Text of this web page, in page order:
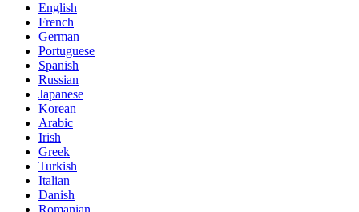
English
French
German
Portuguese
Spanish
Russian
Japanese
Korean
Arabic
Irish
Greek
Turkish
Italian
Danish